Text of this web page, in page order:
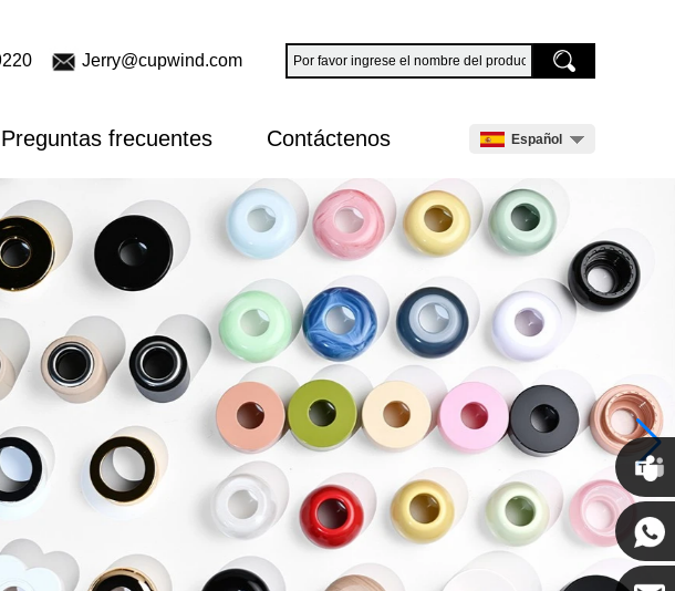
Jerry@cupwind.com
Preguntas frecuentes Contáctenos Español